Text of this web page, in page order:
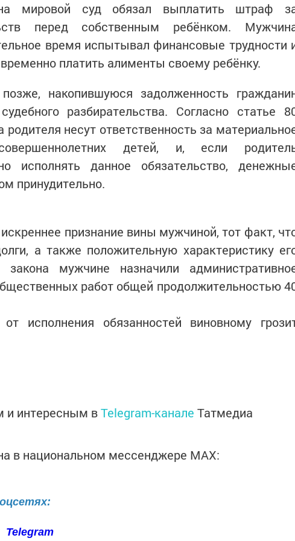
мировой суд обязал выплатить штраф
перед собственным ребёнком.
время испытывал финансовые трудности
платить алименты своему ребёнку.
накопившуюся задолженность
разбирательства. Согласно статье
несут ответственность за
детей, и, если
исполнять данное обязательство,
принудительно.
признание вины мужчиной, тот факт,
а также положительную характеристику
мужчине назначили
работ общей продолжительностью
исполнения обязанностей виновному
интересным вTelegram-канале Татмедиа
в национальном мессенджере MАХ:
Telegram